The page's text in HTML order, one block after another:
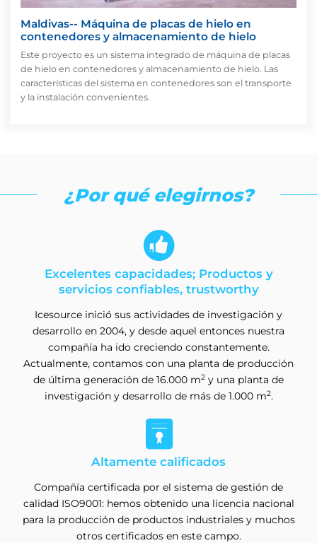
Maldivas-- Máquina de placas de hielo en
contenedores y almacenamiento de hielo
Este proyecto es un sistema integrado de máquina de placas
de hielo en contenedores y almacenamiento de hielo. Las
características del sistema en contenedores son el transporte
y la instalación convenientes.
¿Por qué elegirnos?

Excelentes capacidades; Productos y
servicios confiables, trustworthy
Icesource inició sus actividades de investigación y
desarrollo en 2004, y desde aquel entonces nuestra
compañía ha ido creciendo constantemente.
Actualmente, contamos con una planta de producción
de última generación de 16.000 m2 y una planta de
investigación y desarrollo de más de 1.000 m2.

Altamente calificados
Compañía certificada por el sistema de gestión de
calidad ISO9001: hemos obtenido una licencia nacional
para la producción de productos industriales y muchos
otros certificados en este campo.